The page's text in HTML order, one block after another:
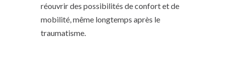
réouvrir des possibilités de confort et de
mobilité, même longtemps après le
traumatisme.